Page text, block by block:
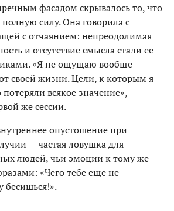
фасадом скрывалось то, что
силу. Она говорила с
с отчаянием: непреодолимая
и отсутствие смысла стали ее
«Я не ощущаю вообще
своей жизни. Цели, к которым я
потеряли всякое значение», —
же сессии.
опустошение при
— частая ловушка для
людей, чьи эмоции к тому же
«Чего тебе еще не
бесишься!».